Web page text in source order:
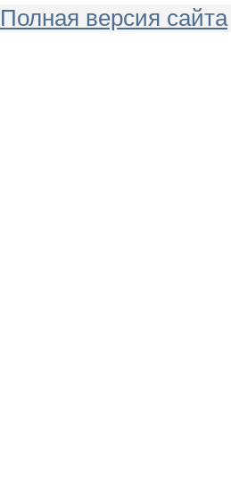
Полная версия сайта